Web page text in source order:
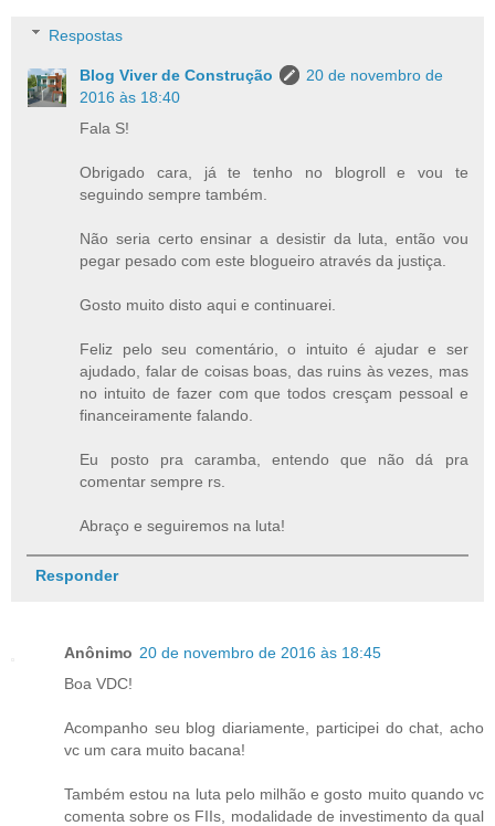
Respostas
Blog Viver de Construção
20 de novembro de
2016 às 18:40
Fala S!
Obrigado cara, já te tenho no blogroll e vou te
seguindo sempre também.
Não seria certo ensinar a desistir da luta, então vou
pegar pesado com este blogueiro através da justiça.
Gosto muito disto aqui e continuarei.
Feliz pelo seu comentário, o intuito é ajudar e ser
ajudado, falar de coisas boas, das ruins às vezes, mas
no intuito de fazer com que todos cresçam pessoal e
financeiramente falando.
Eu posto pra caramba, entendo que não dá pra
comentar sempre rs.
Abraço e seguiremos na luta!
Responder
Anônimo 20 de novembro de 2016 às 18:45
Boa VDC!
Acompanho seu blog diariamente, participei do chat, acho
vc um cara muito bacana!
Também estou na luta pelo milhão e gosto muito quando vc
comenta sobre os FIIs, modalidade de investimento da qual